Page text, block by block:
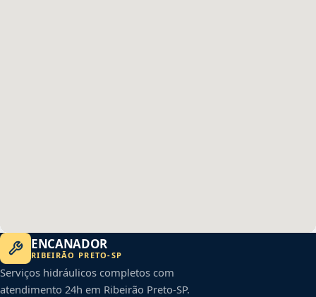
ENCANADOR
RIBEIRÃO PRETO-SP
Serviços hidráulicos completos com
atendimento 24h em Ribeirão Preto-SP.